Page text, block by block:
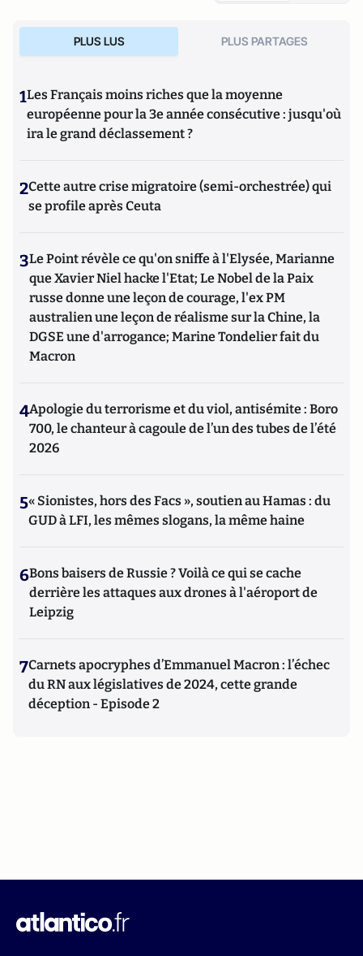
PLUS LUS PLUS PARTAGES
1Les Français moins riches que la moyenne
européenne pour la 3e année consécutive : jusqu'où
ira le grand déclassement ?
2Cette autre crise migratoire (semi-orchestrée) qui
se profile après Ceuta
3Le Point révèle ce qu'on sniffe à l'Elysée, Marianne
que Xavier Niel hacke l'Etat; Le Nobel de la Paix
russe donne une leçon de courage, l'ex PM
australien une leçon de réalisme sur la Chine, la
DGSE une d'arrogance; Marine Tondelier fait du
Macron
4Apologie du terrorisme et du viol, antisémite : Boro
700, le chanteur à cagoule de l’un des tubes de l’été
2026
5« Sionistes, hors des Facs », soutien au Hamas : du
GUD à LFI, les mêmes slogans, la même haine
6Bons baisers de Russie ? Voilà ce qui se cache
derrière les attaques aux drones à l'aéroport de
Leipzig
7Carnets apocryphes d’Emmanuel Macron : l’échec
du RN aux législatives de 2024, cette grande
déception - Episode 2